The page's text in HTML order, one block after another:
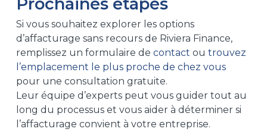
Si vous souhaitez explorer les options
d’affacturage sans recours de Riviera Finance,
remplissez un formulaire de contact ou trouvez
l’emplacement le plus proche de chez vous
pour une consultation gratuite.
Leur équipe d’experts peut vous guider tout au
long du processus et vous aider à déterminer si
l’affacturage convient à votre entreprise.